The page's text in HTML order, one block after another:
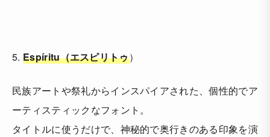
5. Espíritu（エスピリトゥ）
民族アートや祭礼からインスパイアされた、個性的でア
ーティスティックなフォント。
タイトルに使うだけで、神秘的で奥行きのある印象を演